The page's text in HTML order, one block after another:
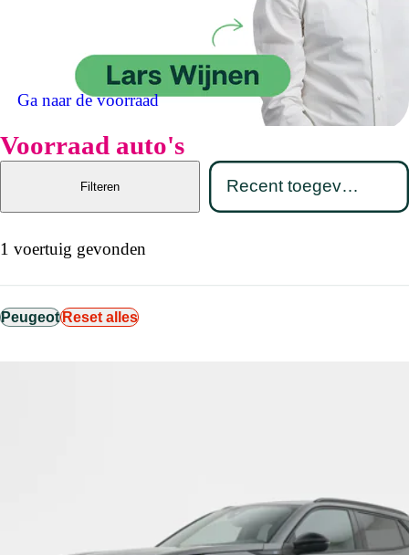
Voorraad auto's
Ga naar de voorraad
1 voertuig gevonden
Filteren
PeugeotReset alles